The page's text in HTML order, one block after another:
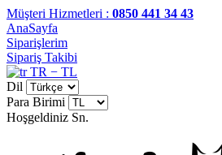
Müşteri Hizmetleri : 0850 441 34 43
AnaSayfa
Siparişlerim
Sipariş Takibi
TR − TL
Dil
Para Birimi
Hoşgeldiniz Sn.